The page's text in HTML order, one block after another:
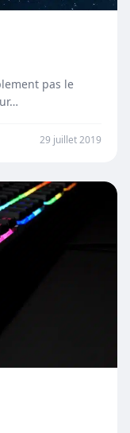
pas le
29 juillet 2019